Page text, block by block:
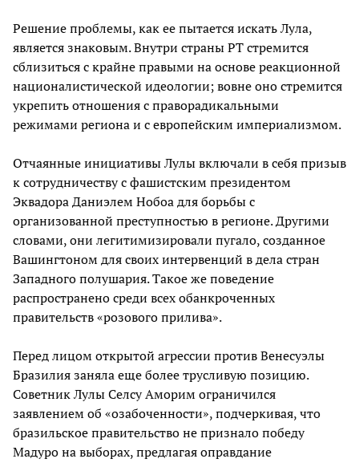
Решение проблемы, как ее пытается искать Лула,
является знаковым. Внутри страны PT стремится
сблизиться с крайне правыми на основе реакционной
националистической идеологии; вовне оно стремится
укрепить отношения с праворадикальными
режимами региона и с европейским империализмом.
Отчаянные инициативы Лулы включали в себя призыв
к сотрудничеству с фашистским президентом
Эквадора Даниэлем Нобоа для борьбы с
организованной преступностью в регионе. Другими
словами, они легитимизировали пугало, созданное
Вашингтоном для своих интервенций в дела стран
Западного полушария. Такое же поведение
распространено среди всех обанкроченных
правительств «розового прилива».
Перед лицом открытой агрессии против Венесуэлы
Бразилия заняла еще более трусливую позицию.
Советник Лулы Селсу Аморим ограничился
заявлением об «озабоченности», подчеркивая, что
бразильское правительство не признало победу
Мадуро на выборах, предлагая оправдание